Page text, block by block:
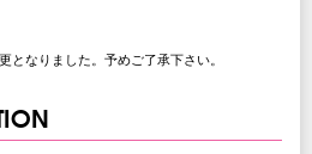
となりました。予めご了承下さい。